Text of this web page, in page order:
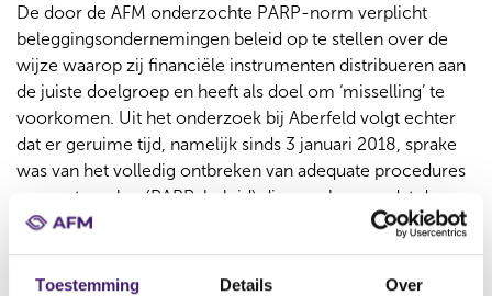
Toestemming Details Over
De door de AFM onderzochte PARP-norm verplicht
beleggingsondernemingen beleid op te stellen over de
wijze waarop zij financiële instrumenten distribueren aan
de juiste doelgroep en heeft als doel om ‘misselling’ te
voorkomen. Uit het onderzoek bij Aberfeld volgt echter
dat er geruime tijd, namelijk sinds 3 januari 2018, sprake
was van het volledig ontbreken van adequate procedures
en maatregelen (PARP-beleid) die waarborgen dat de
financiële instrumenten die zij distribueert aansluiten bij
de behoeften, kenmerken en doelstellingen van de
doelgroep, en dat de wijze waarop deze financiële